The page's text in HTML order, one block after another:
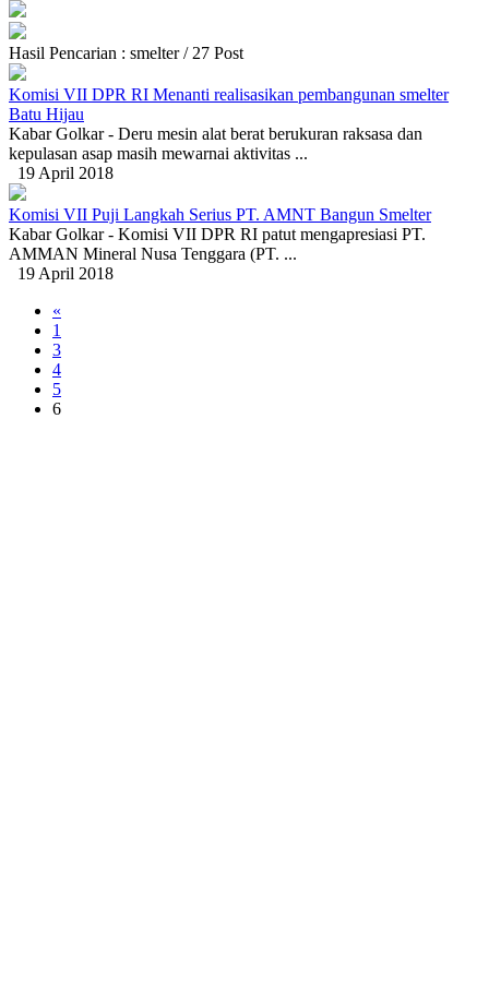
Hasil Pencarian : smelter / 27 Post
Komisi VII DPR RI Menanti realisasikan pembangunan smelter
Batu Hijau
Kabar Golkar - Deru mesin alat berat berukuran raksasa dan
kepulasan asap masih mewarnai aktivitas ...
19 April 2018
Komisi VII Puji Langkah Serius PT. AMNT Bangun Smelter
Kabar Golkar - Komisi VII DPR RI patut mengapresiasi PT.
AMMAN Mineral Nusa Tenggara (PT. ...
19 April 2018
«
1
3
4
5
6